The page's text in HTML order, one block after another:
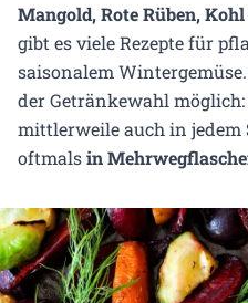
Mangold, Rote Rüben,
gibt es viele Rezepte für
saisonalem
der Getränkewahl möglich:
mittlerweile auch in jedem
oftmalsin